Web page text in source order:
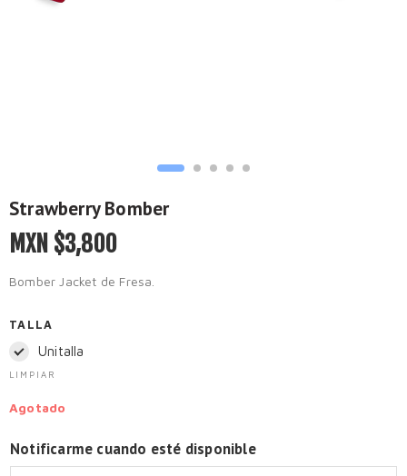
Strawberry Bomber
MXN $3,800
Bomber Jacket de Fresa.
TALLA
Unitalla
LIMPIAR
Agotado
Notificarme cuando esté disponible